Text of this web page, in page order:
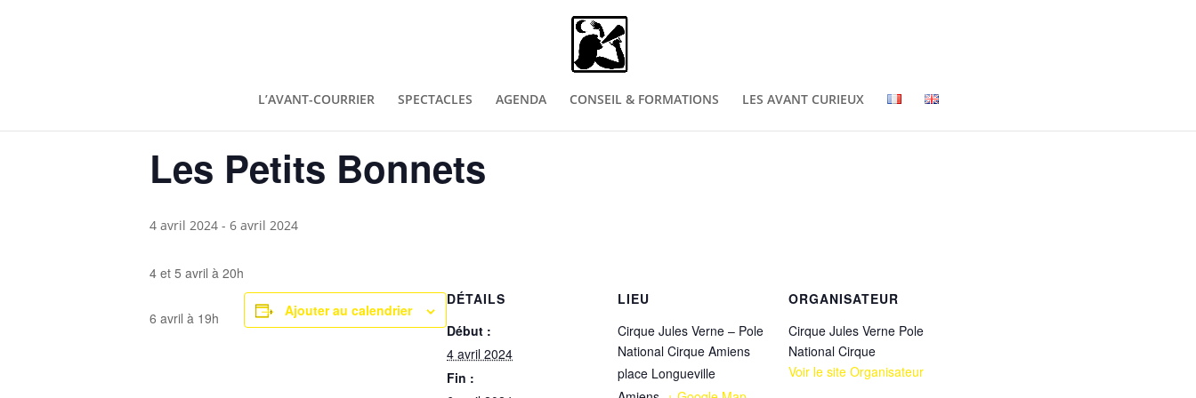
L’AVANT-COURRIER SPECTACLES AGENDA CONSEIL & FORMATIONS LES AVANT CURIEUX
Cet évènement est passé.
Les Petits Bonnets
4 avril 2024 - 6 avril 2024
4 et 5 avril à 20h
6 avril à 19h Ajouter au calendrier
DÉTAILS
Début :
4 avril 2024
Fin :
LIEU
Cirque Jules Verne – Pole
National Cirque Amiens
place Longueville
ORGANISATEUR
Cirque Jules Verne Pole
National Cirque
Voir le site Organisateur